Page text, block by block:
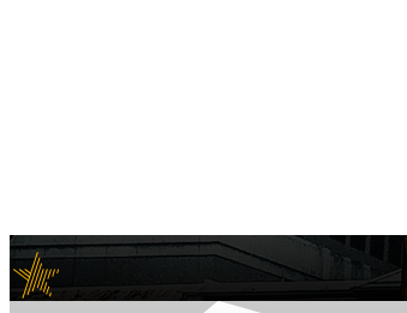
e-news24.ru